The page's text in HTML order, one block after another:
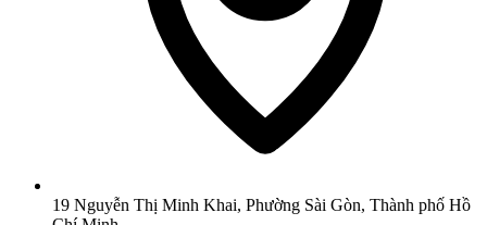
19 Nguyễn Thị Minh Khai, Phường Sài Gòn, Thành phố Hồ